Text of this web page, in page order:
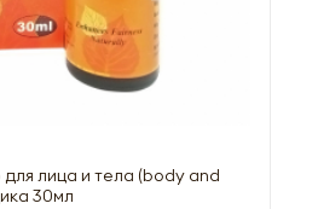
лица и тела (body and
30мл